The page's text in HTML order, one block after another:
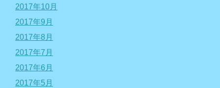
2017年10月
2017年9月
2017年8月
2017年7月
2017年6月
2017年5月